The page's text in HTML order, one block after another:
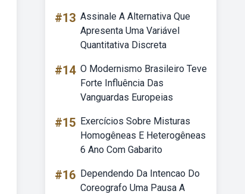
#13 Assinale A Alternativa Que
Apresenta Uma Variável
Quantitativa Discreta
#14 O Modernismo Brasileiro Teve
Forte Influência Das
Vanguardas Europeias
#15 Exercícios Sobre Misturas
Homogêneas E Heterogêneas
6 Ano Com Gabarito
#16 Dependendo Da Intencao Do
Coreografo Uma Pausa A